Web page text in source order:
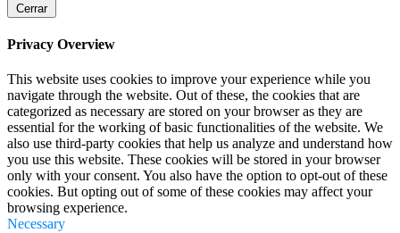
Cerrar
Privacy Overview
This website uses cookies to improve your experience while you
navigate through the website. Out of these, the cookies that are
categorized as necessary are stored on your browser as they are
essential for the working of basic functionalities of the website. We
also use third-party cookies that help us analyze and understand how
you use this website. These cookies will be stored in your browser
only with your consent. You also have the option to opt-out of these
cookies. But opting out of some of these cookies may affect your
browsing experience.
Necessary